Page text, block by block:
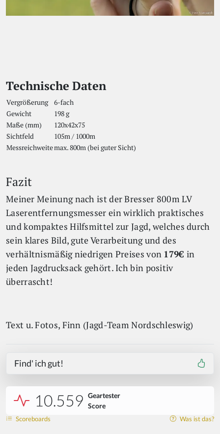
Technische Daten
Vergrößerung
6-fach
Gewicht
198 g
Maße (mm)
120x42x75
Sichtfeld
105m / 1000m
Messreichweitemax. 800m (bei guter Sicht)
Fazit
Meiner Meinung nach ist der Bresser 800m LV
Laserentfernungsmesser ein wirklich praktisches
und kompaktes Hilfsmittel zur Jagd, welches durch
sein klares Bild, gute Verarbeitung und des
verhältnismäßig niedrigen Preises von 179€ in
jeden Jagdrucksack gehört. Ich bin positiv
überrascht!
Text u. Fotos, Finn (Jagd-Team Nordschleswig)
Find' ich gut!
10.559 Geartester
Score
Scoreboards Was ist das?